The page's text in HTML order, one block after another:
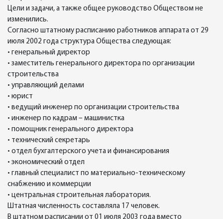
Цели и задачи, а также общее руководство Обществом не
изменились.
Согласно штатному расписанию работников аппарата от 29
июля 2002 года структура Общества следующая:
• генеральный директор
• заместитель генерального директора по организации
строительства
• управляющий делами
• юрист
• ведущий инженер по организации строительства
• инженер по кадрам – машинистка
• помощник генерального директора
• технический секретарь
• отдел бухгалтерского учета и финансирования
• экономический отдел
• главный специалист по материально-техническому
снабжению и коммерции
• центральная строительная лаборатория.
Штатная численность составляла 17 человек.
В штатном расписании от 01 июля 2003 года вместо